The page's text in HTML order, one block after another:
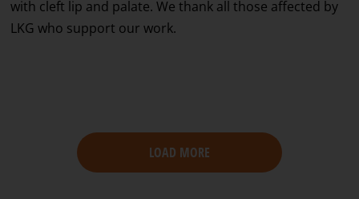
with cleft lip and palate. We thank all those affected by
LKG who support our work.
LOAD MORE